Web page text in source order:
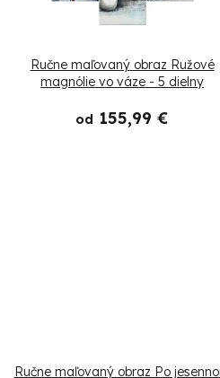
Ručne maľovaný obraz Ružové
magnólie vo váze - 5 dielny
od 155,99 €
Ručne maľovaný obraz Po